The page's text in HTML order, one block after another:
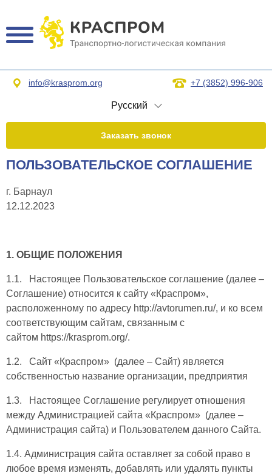
info@krasprom.org +7 (3852) 996-906
Русский
Заказать звонок
ПОЛЬЗОВАТЕЛЬСКОЕ СОГЛАШЕНИЕ
г. Барнаул
12.12.2023
1. ОБЩИЕ ПОЛОЖЕНИЯ
1.1. Настоящее Пользовательское соглашение (далее –
Соглашение) относится к сайту «Краспром»,
расположенному по адресу http://avtorumen.ru/, и ко всем
соответствующим сайтам, связанным с
сайтом https://krasprom.org/.
1.2. Сайт «Краспром» (далее – Сайт) является
собственностью название организации, предприятия
1.3. Настоящее Соглашение регулирует отношения
между Администрацией сайта «Краспром» (далее –
Администрация сайта) и Пользователем данного Сайта.
1.4. Администрация сайта оставляет за собой право в
любое время изменять, добавлять или удалять пункты